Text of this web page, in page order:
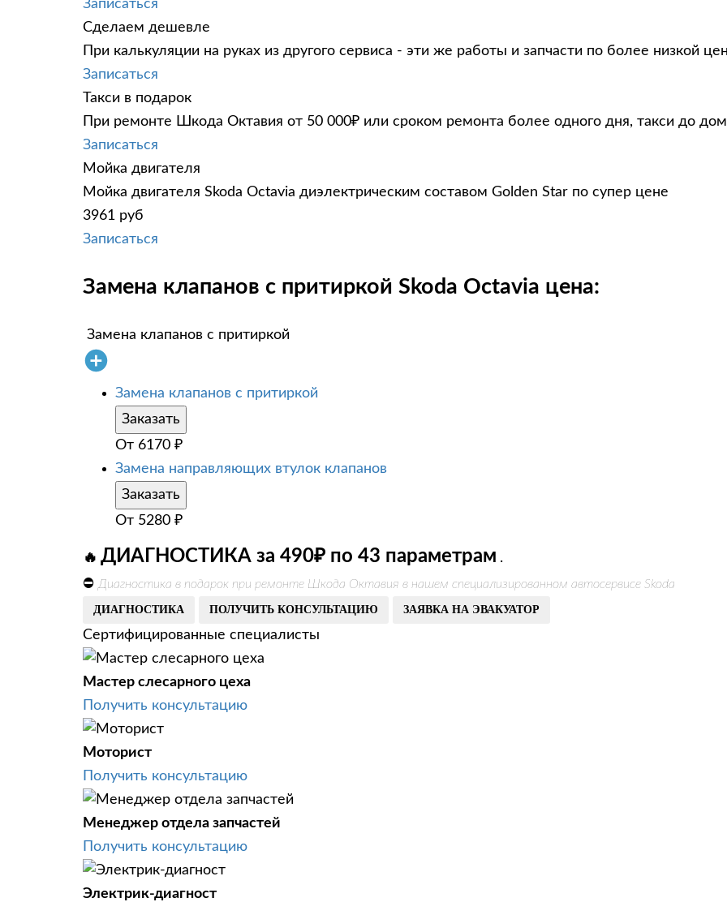
Записаться
Сделаем дешевле
При калькуляции на руках из другого сервиса - эти же работы и запчасти по более низкой
Записаться
Такси в подарок
При ремонте Шкода Октавия от 50 000₽ или сроком ремонта более одного дня, такси до
Записаться
Мойка двигателя
Мойка двигателя Skoda Octavia диэлектрическим составом Golden Star по супер цене
3961 руб
Записаться
Замена клапанов с притиркой Skoda Octavia цена:
Замена клапанов с притиркой
Замена клапанов с притиркой
Заказать
От 6170 ₽
Замена направляющих втулок клапанов
Заказать
От 5280 ₽
🔥 ДИАГНОСТИКА за 490₽ по 43 параметрам .
⛔ Диагностика в подарок при ремонте Шкода Октавия в нашем специализированном автосервисе Skoda
ДИАГНОСТИКА ПОЛУЧИТЬ КОНСУЛЬТАЦИЮ ЗАЯВКА НА ЭВАКУАТОР
Сертифицированные специалисты
Мастер слесарного цеха
Получить консультацию
Моторист
Получить консультацию
Менеджер отдела запчастей
Получить консультацию
Электрик-диагност